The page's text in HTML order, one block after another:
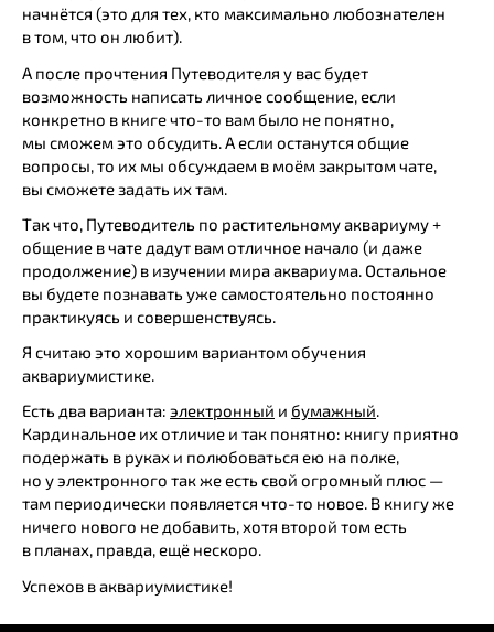
начнётся (это для тех, кто максимально любознателен
в том, что он любит).
А после прочтения Путеводителя у вас будет
возможность написать личное сообщение, если
конкретно в книге что-то вам было не понятно,
мы сможем это обсудить. А если останутся общие
вопросы, то их мы обсуждаем в моём закрытом чате,
вы сможете задать их там.
Так что, Путеводитель по растительному аквариуму +
общение в чате дадут вам отличное начало (и даже
продолжение) в изучении мира аквариума. Остальное
вы будете познавать уже самостоятельно постоянно
практикуясь и совершенствуясь.
Я считаю это хорошим вариантом обучения
аквариумистике.
Есть два варианта: электронный и бумажный.
Кардинальное их отличие и так понятно: книгу приятно
подержать в руках и полюбоваться ею на полке,
но у электронного так же есть свой огромный плюс —
там периодически появляется что-то новое. В книгу же
ничего нового не добавить, хотя второй том есть
в планах, правда, ещё нескоро.
Успехов в аквариумистике!